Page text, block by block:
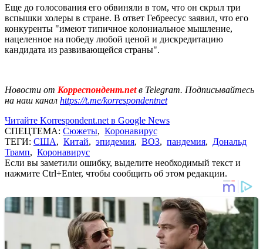
Еще до голосования его обвиняли в том, что он скрыл три
вспышки холеры в стране. В ответ Гебреесус заявил, что его
конкуренты "имеют типичное колониальное мышление,
нацеленное на победу любой ценой и дискредитацию
кандидата из развивающейся страны".
Новости от Корреспондент.netв Telegram. Подписывайтесь
на наш канал https://t.me/korrespondentnet
Читайте Korrespondent.net в Google News
СПЕЦТЕМА: Сюжеты, Коронавирус
ТЕГИ: США, Китай, эпидемия, ВОЗ, пандемия, Дональд
Трамп, Коронавирус
Если вы заметили ошибку, выделите необходимый текст и
нажмите Ctrl+Enter, чтобы сообщить об этом редакции.